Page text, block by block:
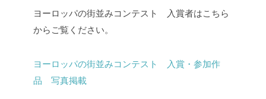
ヨーロッパの街並みコンテスト 入賞者はこちら
からご覧ください。
ヨーロッパの街並みコンテスト 入賞・参加作
品 写真掲載